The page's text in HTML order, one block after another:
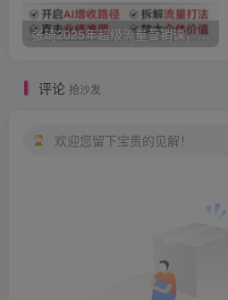
张琦2025年超级流量营销课，IP+AI搞定生意，开启AI增收路径 直击业绩难题 拆解流量打法 放大个体价值
评论 抢沙发
欢迎您留下宝贵的见解！